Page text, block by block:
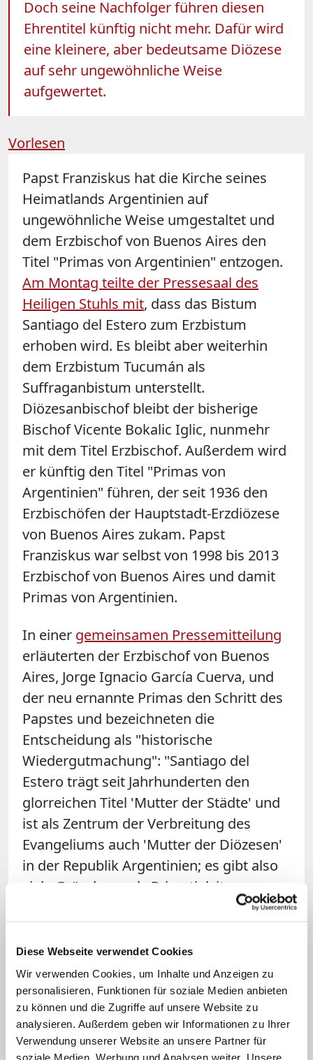
Diese Webseite verwendet Cookies
Wir verwenden Cookies, um Inhalte und Anzeigen zu
personalisieren, Funktionen für soziale Medien anbieten
zu können und die Zugriffe auf unsere Website zu
analysieren. Außerdem geben wir Informationen zu Ihrer
Verwendung unserer Website an unsere Partner für
soziale Medien, Werbung und Analysen weiter. Unsere
Doch seine Nachfolger führen diesen
Ehrentitel künftig nicht mehr. Dafür wird
eine kleinere, aber bedeutsame Diözese
auf sehr ungewöhnliche Weise
aufgewertet.
Vorlesen
Papst Franziskus hat die Kirche seines
Heimatlands Argentinien auf
ungewöhnliche Weise umgestaltet und
dem Erzbischof von Buenos Aires den
Titel "Primas von Argentinien" entzogen.
Am Montag teilte der Pressesaal des
Heiligen Stuhls mit, dass das Bistum
Santiago del Estero zum Erzbistum
erhoben wird. Es bleibt aber weiterhin
dem Erzbistum Tucumán als
Suffraganbistum unterstellt.
Diözesanbischof bleibt der bisherige
Bischof Vicente Bokalic Iglic, nunmehr
mit dem Titel Erzbischof. Außerdem wird
er künftig den Titel "Primas von
Argentinien" führen, der seit 1936 den
Erzbischöfen der Hauptstadt-Erzdiözese
von Buenos Aires zukam. Papst
Franziskus war selbst von 1998 bis 2013
Erzbischof von Buenos Aires und damit
Primas von Argentinien.
In einer gemeinsamen Pressemitteilung
erläuterten der Erzbischof von Buenos
Aires, Jorge Ignacio García Cuerva, und
der neu ernannte Primas den Schritt des
Papstes und bezeichneten die
Entscheidung als "historische
Wiedergutmachung": "Santiago del
Estero trägt seit Jahrhunderten den
glorreichen Titel 'Mutter der Städte' und
ist als Zentrum der Verbreitung des
Evangeliums auch 'Mutter der Diözesen'
in der Republik Argentinien; es gibt also
viele Gründe, es als Primatialsitz zu
Nur auf dem Papier eine junge
Diözese
Papst Pius V. hatte im Jahr 1570 mit der
Bulle "Super specula militantis Ecclesiae"
die Diözese Tucumán mit Sitz in Santiago